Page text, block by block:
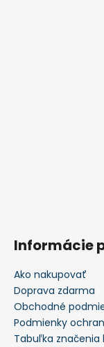
Informácie
Ako nakupovať
Doprava zdarma
Obchodné
Podmienky
Tabuľka